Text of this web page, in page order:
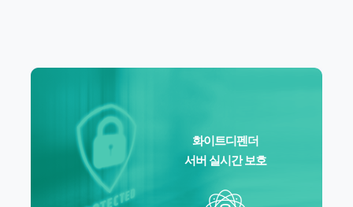
화이트디펜더
서버 실시간 보호